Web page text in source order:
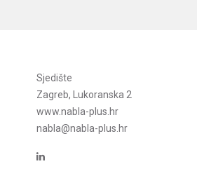
Sjedište
Zagreb, Lukoranska 2
www.nabla-plus.hr
nabla@nabla-plus.hr